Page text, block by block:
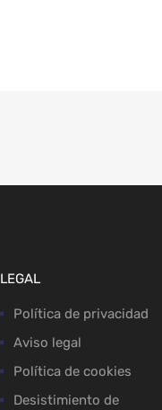
LEGAL
Política de privacidad
Aviso legal
Política de cookies
Desistimiento de